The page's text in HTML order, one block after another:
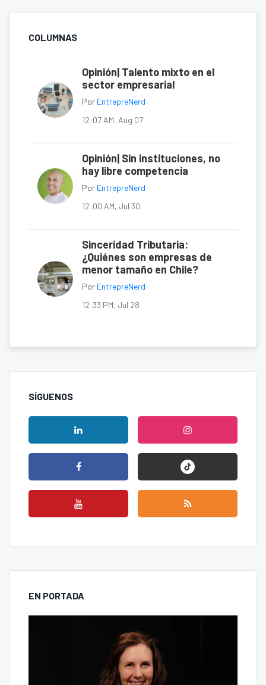
COLUMNAS
Opinión| Talento mixto en el
sector empresarial
Por EntrepreNerd
12:07 AM, Aug 07
Opinión| Sin instituciones, no
hay libre competencia
Por EntrepreNerd
12:00 AM, Jul 30
Sinceridad Tributaria:
¿Quiénes son empresas de
menor tamaño en Chile?
Por EntrepreNerd
12:33 PM, Jul 28
SÍGUENOS
EN PORTADA